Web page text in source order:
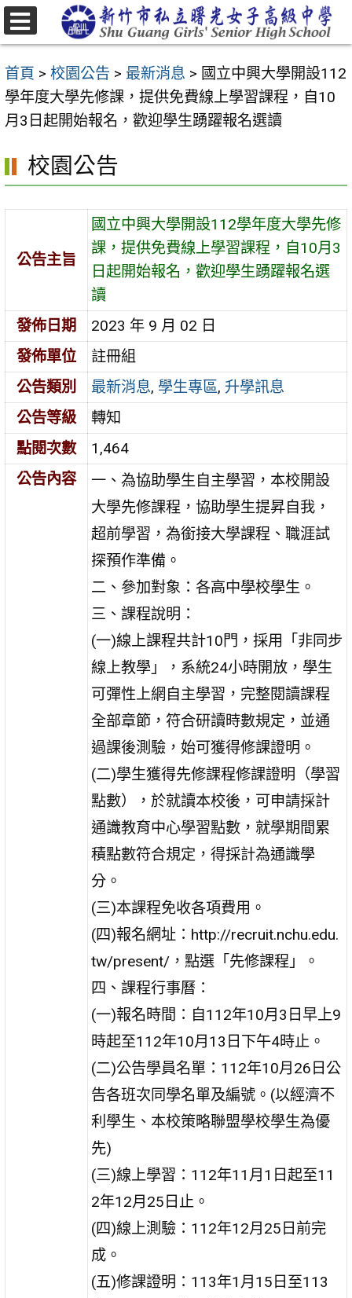
跳
至
要
內
容
首頁 > 校園公告 > 最新消息 > 國立中興大學開設112
學年度大學先修課，提供免費線上學習課程，自10
月3日起開始報名，歡迎學生踴躍報名選讀
校園公告
公告主旨
國立中興大學開設112學年度大學先修
課，提供免費線上學習課程，自10月3
日起開始報名，歡迎學生踴躍報名選
讀
發佈日期
2023 年 9 月 02 日
發佈單位
註冊組
公告類別
最新消息, 學生專區, 升學訊息
公告等級
轉知
點閱次數
1,464
公告內容
一、為協助學生自主學習，本校開設
大學先修課程，協助學生提昇自我，
超前學習，為銜接大學課程、職涯試
探預作準備。
二、參加對象：各高中學校學生。
三、課程說明：
(一)線上課程共計10門，採用「非同步
線上教學」，系統24小時開放，學生
可彈性上網自主學習，完整閱讀課程
全部章節，符合研讀時數規定，並通
過課後測驗，始可獲得修課證明。
(二)學生獲得先修課程修課證明（學習
點數），於就讀本校後，可申請採計
通識教育中心學習點數，就學期間累
積點數符合規定，得採計為通識學
分。
(三)本課程免收各項費用。
(四)報名網址：http://recruit.nchu.edu.
tw/present/，點選「先修課程」。
四、課程行事曆：
(一)報名時間：自112年10月3日早上9
時起至112年10月13日下午4時止。
(二)公告學員名單：112年10月26日公
告各班次同學名單及編號。(以經濟不
利學生、本校策略聯盟學校學生為優
先)
(三)線上學習：112年11月1日起至11
2年12月25日止。
(四)線上測驗：112年12月25日前完
成。
(五)修課證明：113年1月15日至113
選
單